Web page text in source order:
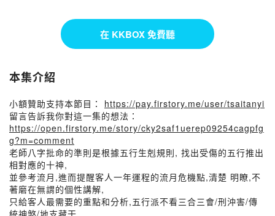
在 KKBOX 免費聽
本集介紹
小額贊助支持本節目： https://pay.firstory.me/user/tsaitanyi
留言告訴我你對這一集的想法：
https://open.firstory.me/story/cky2saf1uerep09254cagpfg
g?m=comment
老師八字批命的準則是根據五行生剋規則, 找出受傷的五行推出
相對應的十神,
並參考流月,進而提醒客人一年運程的流月危機點,清楚 明瞭,不
著磨在無謂的個性講解,
只給客人最需要的重點和分析,五行派不看三合三會/刑沖害/傳
統神煞/地支藏干